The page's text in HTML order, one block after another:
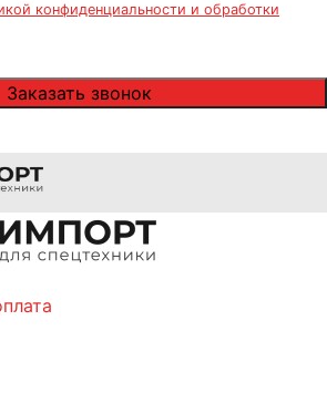
конфиденциальности и обработки